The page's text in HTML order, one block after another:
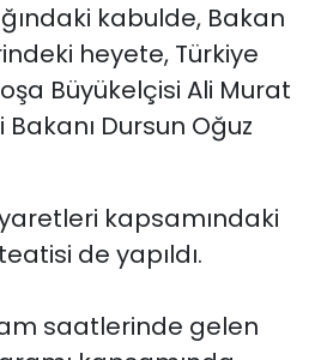
kabulde, Bakan
heyete, Türkiye
Büyükelçisi Ali Murat
Dursun Oğuz
kapsamındaki
de yapıldı.
saatlerinde gelen